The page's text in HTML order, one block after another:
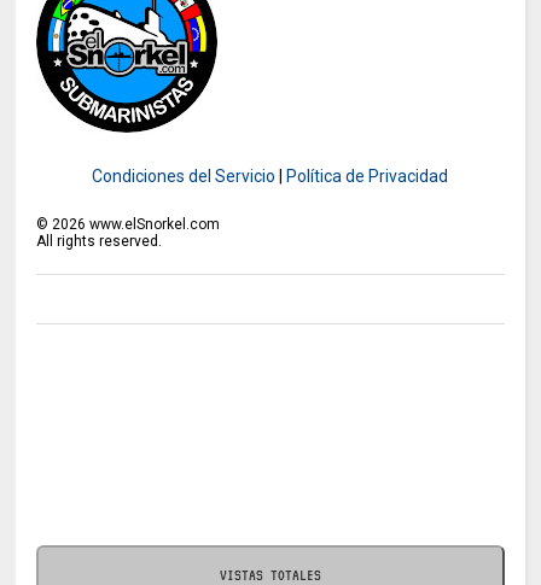
Condiciones del Servicio Política de Privacidad
© 2026 www.elSnorkel.com
All rights reserved.
VISTAS TOTALES